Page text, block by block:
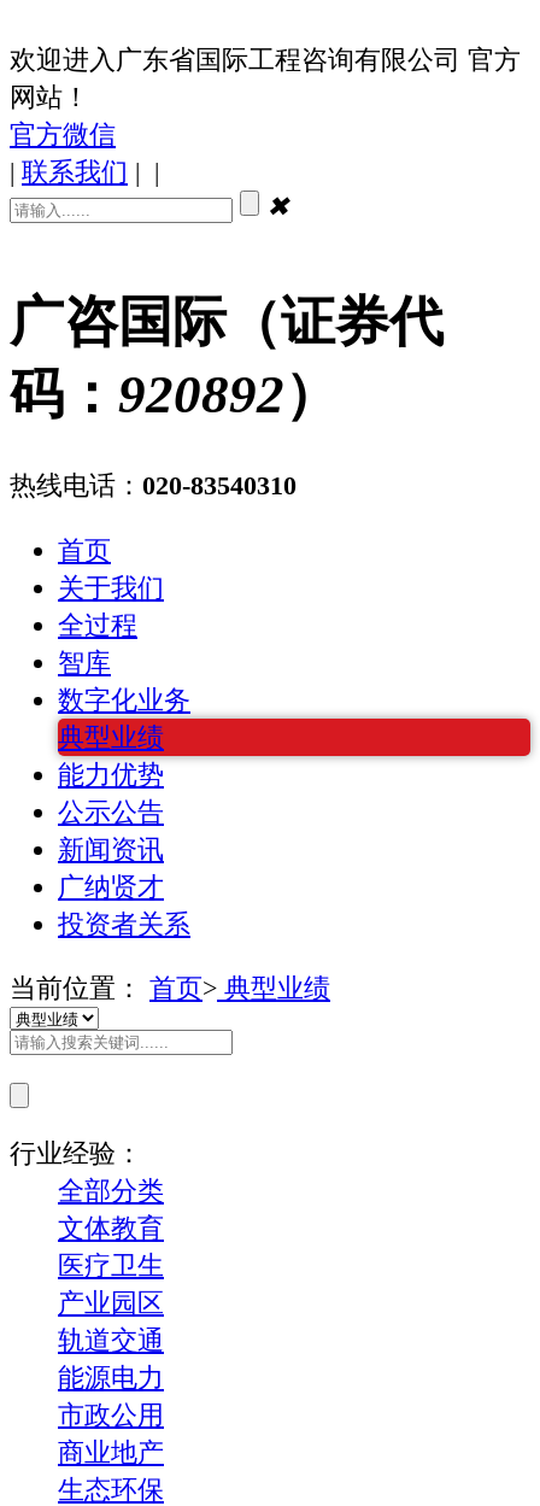
欢迎进入广东省国际工程咨询有限公司 官方
网站！
官方微信
| 联系我们 | |
✖
广咨国际（证券代
码： 920892）
热线电话： 020-83540310
首页
关于我们
全过程
智库
数字化业务
典型业绩
能力优势
公示公告
新闻资讯
广纳贤才
投资者关系
当前位置： 首页> 典型业绩
行业经验：
全部分类
文体教育
医疗卫生
产业园区
轨道交通
能源电力
市政公用
商业地产
生态环保